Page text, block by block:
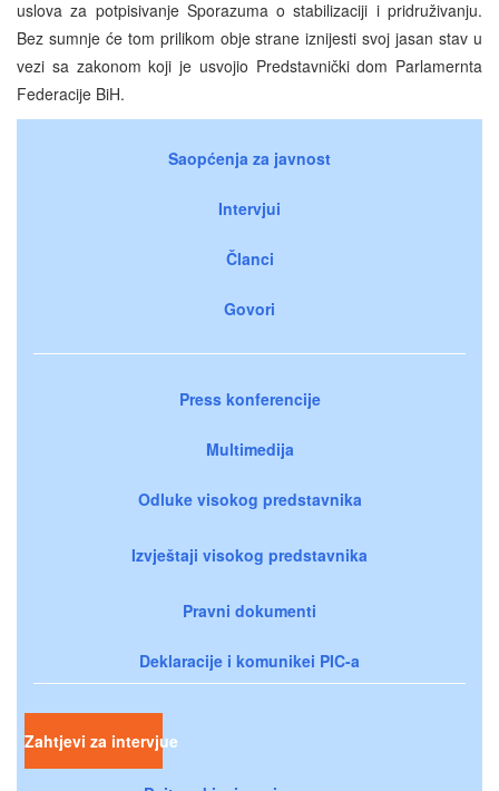
uslova za potpisivanje Sporazuma o stabilizaciji i pridruživanju.
Bez sumnje će tom prilikom obje strane iznijesti svoj jasan stav u
vezi sa zakonom koji je usvojio Predstavnički dom Parlamernta
Federacije BiH.
Saopćenja za javnost
Intervjui
Članci
Govori
Press konferencije
Multimedija
Odluke visokog predstavnika
Izvještaji visokog predstavnika
Pravni dokumenti
Deklaracije i komunikei PIC-a
Zahtjevi za intervjue